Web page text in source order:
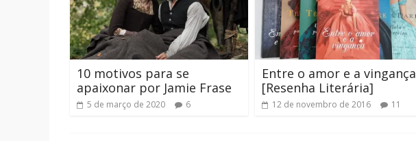
10 motivos para se
apaixonar por Jamie Frase
5 de março de 2020 6
Entre o amor e a vingança
[Resenha Literária]
12 de novembro de 2016 11